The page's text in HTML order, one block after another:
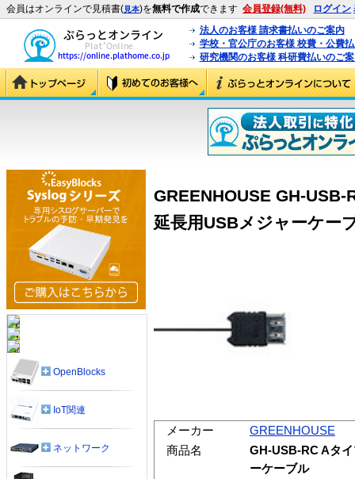
会員はオンラインで見積書(見本)を無料で作成できます 会員登録(無料) ログイン
法人のお客様 請求書払いのご案内
学校・官公庁のお客様 校費・公費
研究機関のお客様 科研費払いのご
GREENHOUSE GH-
延長用USBメジャーケー
メーカー
GREENHOUSE
商品名
GH-USB-RC Aタ
ーケーブル
OpenBlocks
IoT関連
ネットワーク